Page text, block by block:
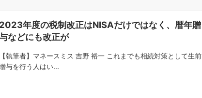
2023年度の税制改正はNISAだけではなく、暦年贈
などにも改正が
【執筆者】マネースミス 吉野 裕一 これまでも相続対策として生前
贈与を行う人はい...